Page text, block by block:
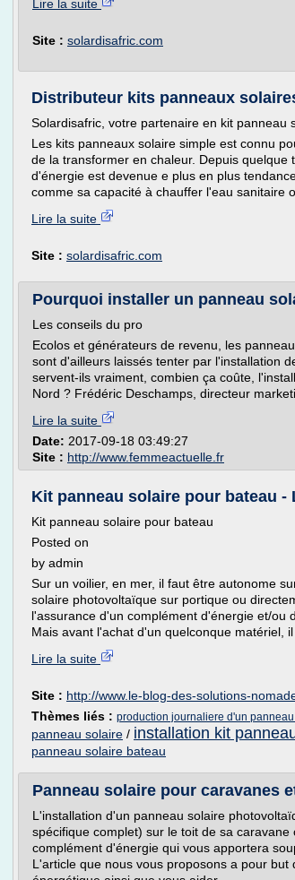
Lire la suite
Site : solardisafric.com
Distributeur kits panneaux
Solardisafric, votre partenaire en kit panneau
Les kits panneaux solaire simple est connu
de la transformer en chaleur. Depuis
d'énergie est devenue e plus en plus
comme sa capacité à chauffer l'eau sanitaire
Lire la suite
Site : solardisafric.com
Pourquoi installer un panneau
Les conseils du pro
Ecolos et générateurs de revenu, les
sont d'ailleurs laissés tenter par l'installation
servent-ils vraiment, combien ça coûte,
Nord ? Frédéric Deschamps, directeur
Lire la suite
Date: 2017-09-18 03:49:27
Site : http://www.femmeactuelle.fr
Kit panneau solaire pour bateau
Kit panneau solaire pour bateau
Posted on
by admin
Sur un voilier, en mer, il faut être autonome
solaire photovoltaïque sur portique ou
l'assurance d'un complément d'énergie et/ou
Mais avant l'achat d'un quelconque matériel, il
Lire la suite
Site : http://www.le-blog-des-solutions-
Thèmes liés : production journaliere d'un
panneau solaire / installation kit
panneau solaire bateau
Panneau solaire pour caravanes
L'installation d'un panneau solaire
spécifique complet) sur le toit de sa
complément d'énergie qui vous apportera
L'article que nous vous proposons a pour